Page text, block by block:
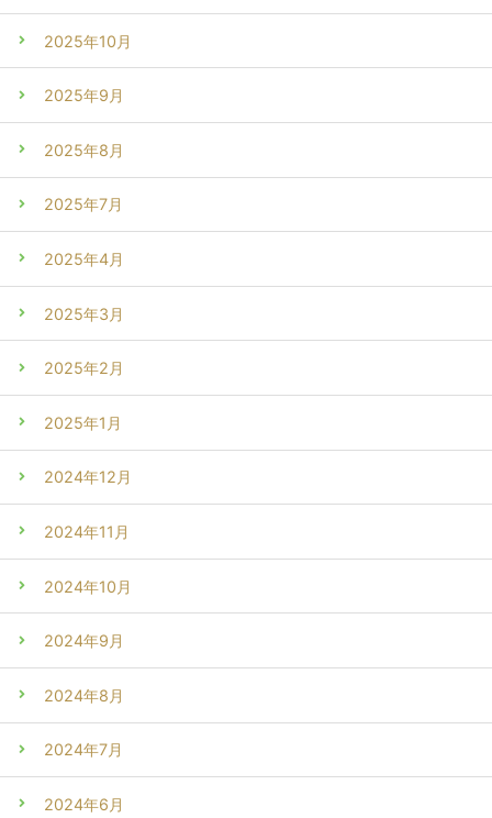
2025年10月
2025年9月
2025年8月
2025年7月
2025年4月
2025年3月
2025年2月
2025年1月
2024年12月
2024年11月
2024年10月
2024年9月
2024年8月
2024年7月
2024年6月